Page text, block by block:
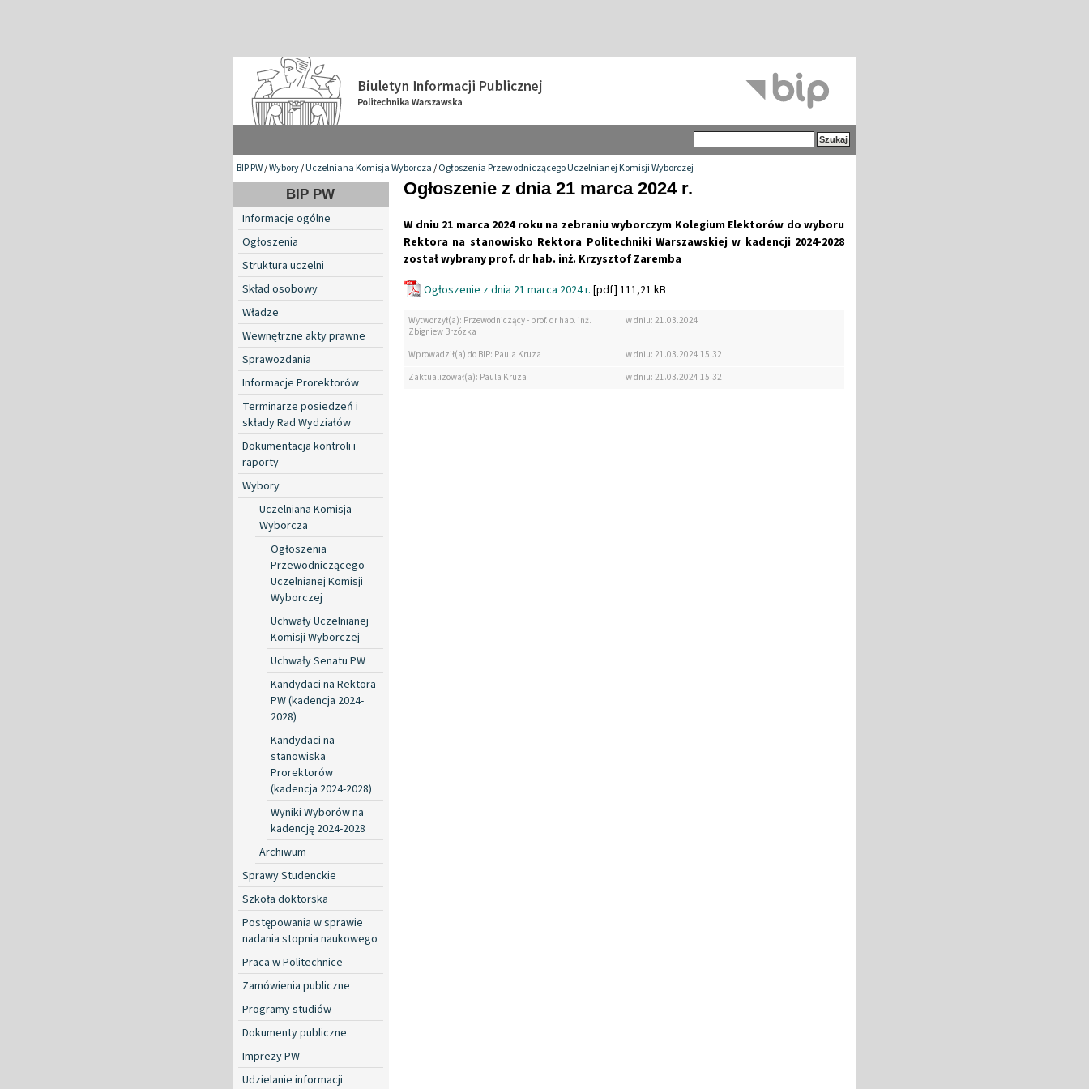
BIP PW/Wybory/Uczelniana Komisja Wyborcza/Ogłoszenia Przewodniczącego Uczelnianej Komisji Wyborczej
BIP PW
Informacje ogólne
Ogłoszenia
Struktura uczelni
Skład osobowy
Władze
Wewnętrzne akty prawne
Sprawozdania
Informacje Prorektorów
Terminarze posiedzeń i
składy Rad Wydziałów
Dokumentacja kontroli i
raporty
Wybory
Uczelniana Komisja
Wyborcza
Ogłoszenia
Przewodniczącego
Uczelnianej Komisji
Wyborczej
Uchwały Uczelnianej
Komisji Wyborczej
Uchwały Senatu PW
Kandydaci na Rektora
PW (kadencja 2024-
2028)
Kandydaci na
stanowiska
Prorektorów
(kadencja 2024-2028)
Wyniki Wyborów na
kadencję 2024-2028
Archiwum
Sprawy Studenckie
Szkoła doktorska
Postępowania w sprawie
nadania stopnia naukowego
Praca w Politechnice
Zamówienia publiczne
Programy studiów
Dokumenty publiczne
Imprezy PW
Udzielanie informacji
Ogłoszenie z dnia 21 marca 2024 r.
W dniu 21 marca 2024 roku na zebraniu wyborczym Kolegium Elektorów do wyboru
Rektora na stanowisko Rektora Politechniki Warszawskiejw kadencji 2024-2028
został wybrany prof. dr hab. inż. Krzysztof Zaremba
Ogłoszenie z dnia 21 marca 2024 r. [pdf] 111,21 kB
Wytworzył(a): Przewodniczący - prof. dr hab. inż.
Zbigniew Brzózka
w dniu: 21.03.2024
Wprowadził(a) do BIP: Paula Kruza
w dniu: 21.03.2024 15:32
Zaktualizował(a): Paula Kruza
w dniu: 21.03.2024 15:32